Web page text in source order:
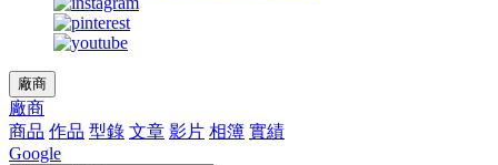
廠商
廠商
商品 作品 型錄 文章 影片 相簿 實績
Google